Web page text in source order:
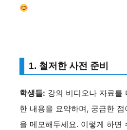
1. 철저한 사전 준비
학생들: 강의 비디오나 자료를
한 내용을 요약하며, 궁금한
을 메모해두세요. 이렇게 하면